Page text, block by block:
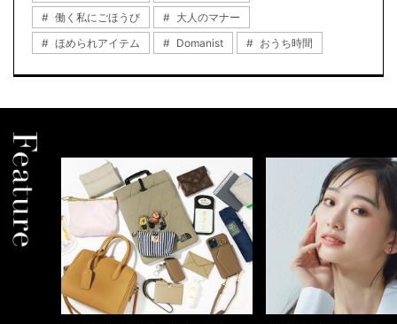
働く私にごほうび
大人のマナー
ほめられアイテム
Domanist おうち時間